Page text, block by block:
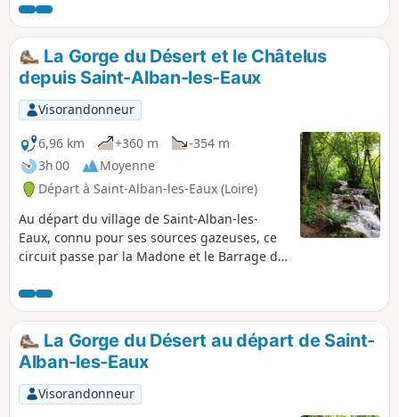
Le parcours est mi-chemin de terre, mi-petites voies
communales ou chemins goudronnés. Très peu de route
départementale.
La Gorge du Désert et le Châtelus
depuis Saint-Alban-les-Eaux
Visorandonneur
6,96 km
+360 m
-354 m
3h 00
Moyenne
Départ à Saint-Alban-les-Eaux (Loire)
Au départ du village de Saint-Alban-les-
Eaux, connu pour ses sources gazeuses, ce
circuit passe par la Madone et le Barrage de
Désert et la cascade. Points de vue du
Châtelus et du belvédère au retour.
La Gorge du Désert au départ de Saint-
Alban-les-Eaux
Visorandonneur